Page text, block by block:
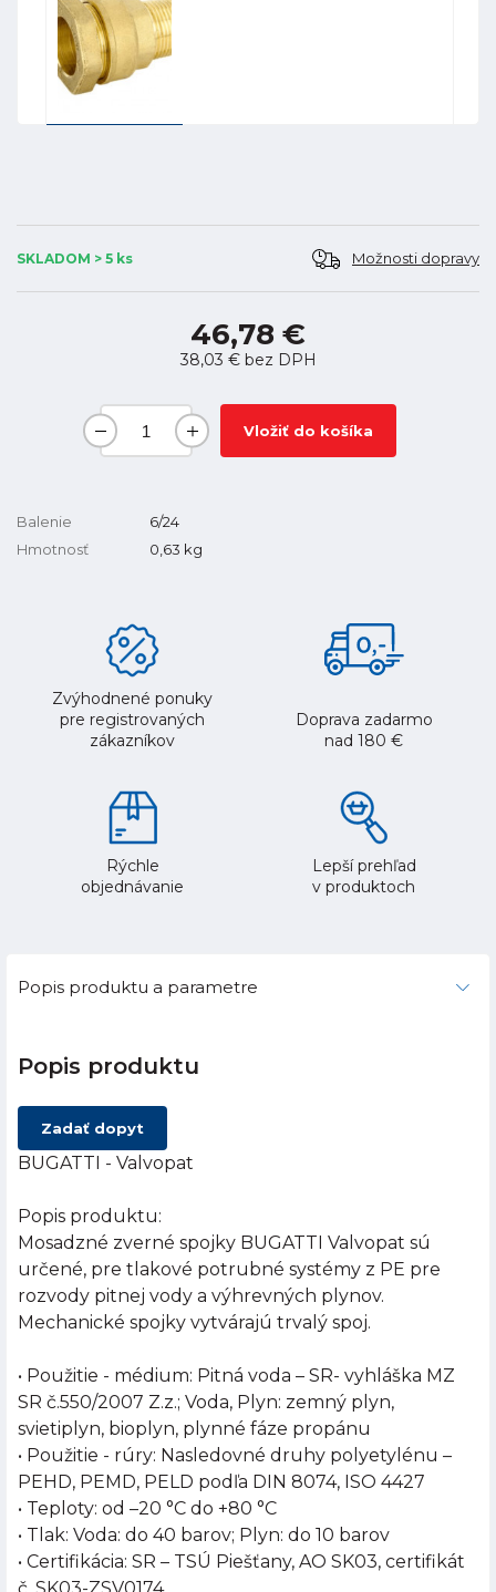
SKLADOM > 5 ks Možnosti dopravy
46,78 €
38,03 €bez DPH
Vložiť do košíka
Balenie
6/24
Hmotnosť
0,63 kg
Zvýhodnené ponuky
pre registrovaných
zákazníkov
Doprava zadarmo
nad 180 €
Rýchle
objednávanie
Lepší prehľad
v produktoch
Popis produktu a parametre
Popis produktu
Zadať dopyt
BUGATTI - Valvopat
Popis produktu:
Mosadzné zverné spojky BUGATTI Valvopat sú
určené, pre tlakové potrubné systémy z PE pre
rozvody pitnej vody a výhrevných plynov.
Mechanické spojky vytvárajú trvalý spoj.
• Použitie - médium: Pitná voda – SR- vyhláška MZ
SR č.550/2007 Z.z.; Voda, Plyn: zemný plyn,
svietiplyn, bioplyn, plynné fáze propánu
• Použitie - rúry: Nasledovné druhy polyetylénu –
PEHD, PEMD, PELD podľa DIN 8074, ISO 4427
• Teploty: od –20 °C do +80 °C
• Tlak: Voda: do 40 barov; Plyn: do 10 barov
• Certifikácia: SR – TSÚ Piešťany, AO SK03, certifikát